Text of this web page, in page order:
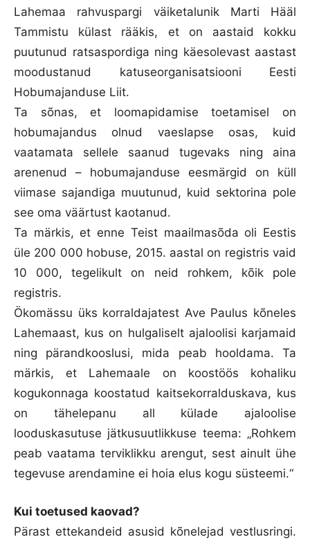
Lahemaa rahvuspargi väiketalunik Marti Hääl
Tammistu külast rääkis, et on aastaid kokku
puutunud ratsaspordiga ning käesolevast aastast
moodustanud katuseorganisatsiooni Eesti
Hobumajanduse Liit.
Ta sõnas, et loomapidamise toetamisel on
hobumajandus olnud vaeslapse osas, kuid
vaatamata sellele saanud tugevaks ning aina
arenenud – hobumajanduse eesmärgid on küll
viimase sajandiga muutunud, kuid sektorina pole
see oma väärtust kaotanud.
Ta märkis, et enne Teist maailmasõda oli Eestis
üle 200 000 hobuse, 2015. aastal on registris vaid
10 000, tegelikult on neid rohkem, kõik pole
registris.
Ökomässu üks korraldajatest Ave Paulus kõneles
Lahemaast, kus on hulgaliselt ajaloolisi karjamaid
ning pärandkooslusi, mida peab hooldama. Ta
märkis, et Lahemaale on koostöös kohaliku
kogukonnaga koostatud kaitsekorralduskava, kus
on tähelepanu all külade ajaloolise
looduskasutuse jätkusuutlikkuse teema: „Rohkem
peab vaatama terviklikku arengut, sest ainult ühe
tegevuse arendamine ei hoia elus kogu süsteemi.“
Kui toetused kaovad?
Pärast ettekandeid asusid kõnelejad vestlusringi.